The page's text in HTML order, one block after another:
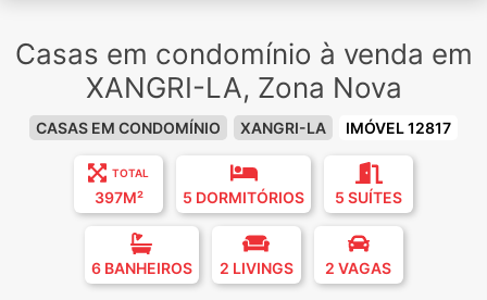
Casas em condomínio à venda em
XANGRI-LA, Zona Nova
CASAS EM CONDOMÍNIO XANGRI-LA IMÓVEL 12817
TOTAL
397M² 5 DORMITÓRIOS 5 SUÍTES
6 BANHEIROS 2 LIVINGS 2 VAGAS